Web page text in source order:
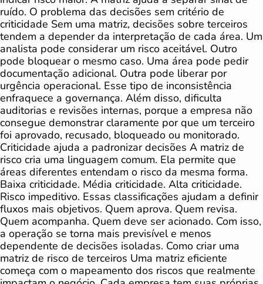
ruído. O problema das decisões sem critério de
criticidade Sem uma matriz, decisões sobre terceiros
tendem a depender da interpretação de cada área. Um
analista pode considerar um risco aceitável. Outro
pode bloquear o mesmo caso. Uma área pode pedir
documentação adicional. Outra pode liberar por
urgência operacional. Esse tipo de inconsistência
enfraquece a governança. Além disso, dificulta
auditorias e revisões internas, porque a empresa não
consegue demonstrar claramente por que um terceiro
foi aprovado, recusado, bloqueado ou monitorado.
Criticidade ajuda a padronizar decisões A matriz de
risco cria uma linguagem comum. Ela permite que
áreas diferentes entendam o risco da mesma forma.
Baixa criticidade. Média criticidade. Alta criticidade.
Risco impeditivo. Essas classificações ajudam a definir
fluxos mais objetivos. Quem aprova. Quem revisa.
Quem acompanha. Quem deve ser acionado. Com isso,
a operação se torna mais previsível e menos
dependente de decisões isoladas. Como criar uma
matriz de risco de terceiros Uma matriz eficiente
começa com o mapeamento dos riscos que realmente